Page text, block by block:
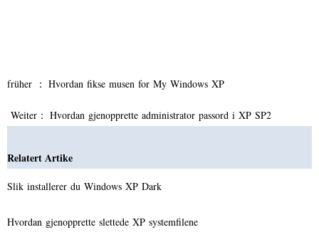
früher ： Hvordan fikse musen for My Windows XP
Weiter： Hvordan gjenopprette administrator passord i XP SP2
Relatert Artike
Slik installerer du Windows XP Dark
Hvordan gjenopprette slettede XP systemfilene